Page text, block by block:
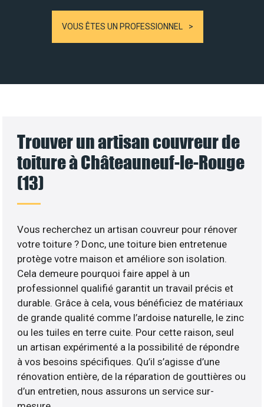
VOUS ÊTES UN PROFESSIONNEL
Trouver un artisan couvreur de
toiture à Châteauneuf-le-Rouge
(13)
Vous recherchez un artisan couvreur pour rénover
votre toiture ? Donc, une toiture bien entretenue
protège votre maison et améliore son isolation.
Cela demeure pourquoi faire appel à un
professionnel qualifié garantit un travail précis et
durable. Grâce à cela, vous bénéficiez de matériaux
de grande qualité comme l’ardoise naturelle, le zinc
ou les tuiles en terre cuite. Pour cette raison, seul
un artisan expérimenté a la possibilité de répondre
à vos besoins spécifiques. Qu’il s’agisse d’une
rénovation entière, de la réparation de gouttières ou
d’un entretien, nous assurons un service sur-